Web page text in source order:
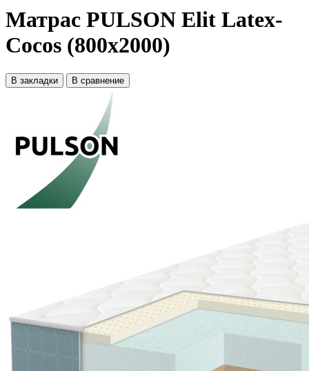
Матрас PULSON Elit Latex-
Cocos (800x2000)
В закладки В сравнение